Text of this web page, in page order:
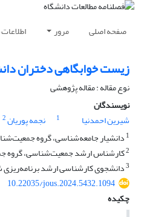
صفحه اصلی مرور
زیست خوابگاهی دختران
نوع مقاله : مقاله پژوهشی
نویسندگان
شیرین احمدنیا
1 نجمه پوریان2
1 دانشیار جامعه‌شناسی، گروه
2کارشناس ارشد جمعیت‌شناسی، گروه
3دانشجوی کارشناسی ارشد برنامه‌ریزی
10.22035/jous.2024.5432.1094
چکیده